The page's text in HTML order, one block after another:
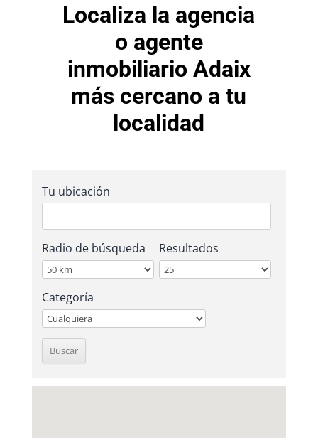
Localiza la agencia
o agente
inmobiliario Adaix
más cercano a tu
localidad
Tu ubicación
Radio de búsqueda Resultados
Categoría